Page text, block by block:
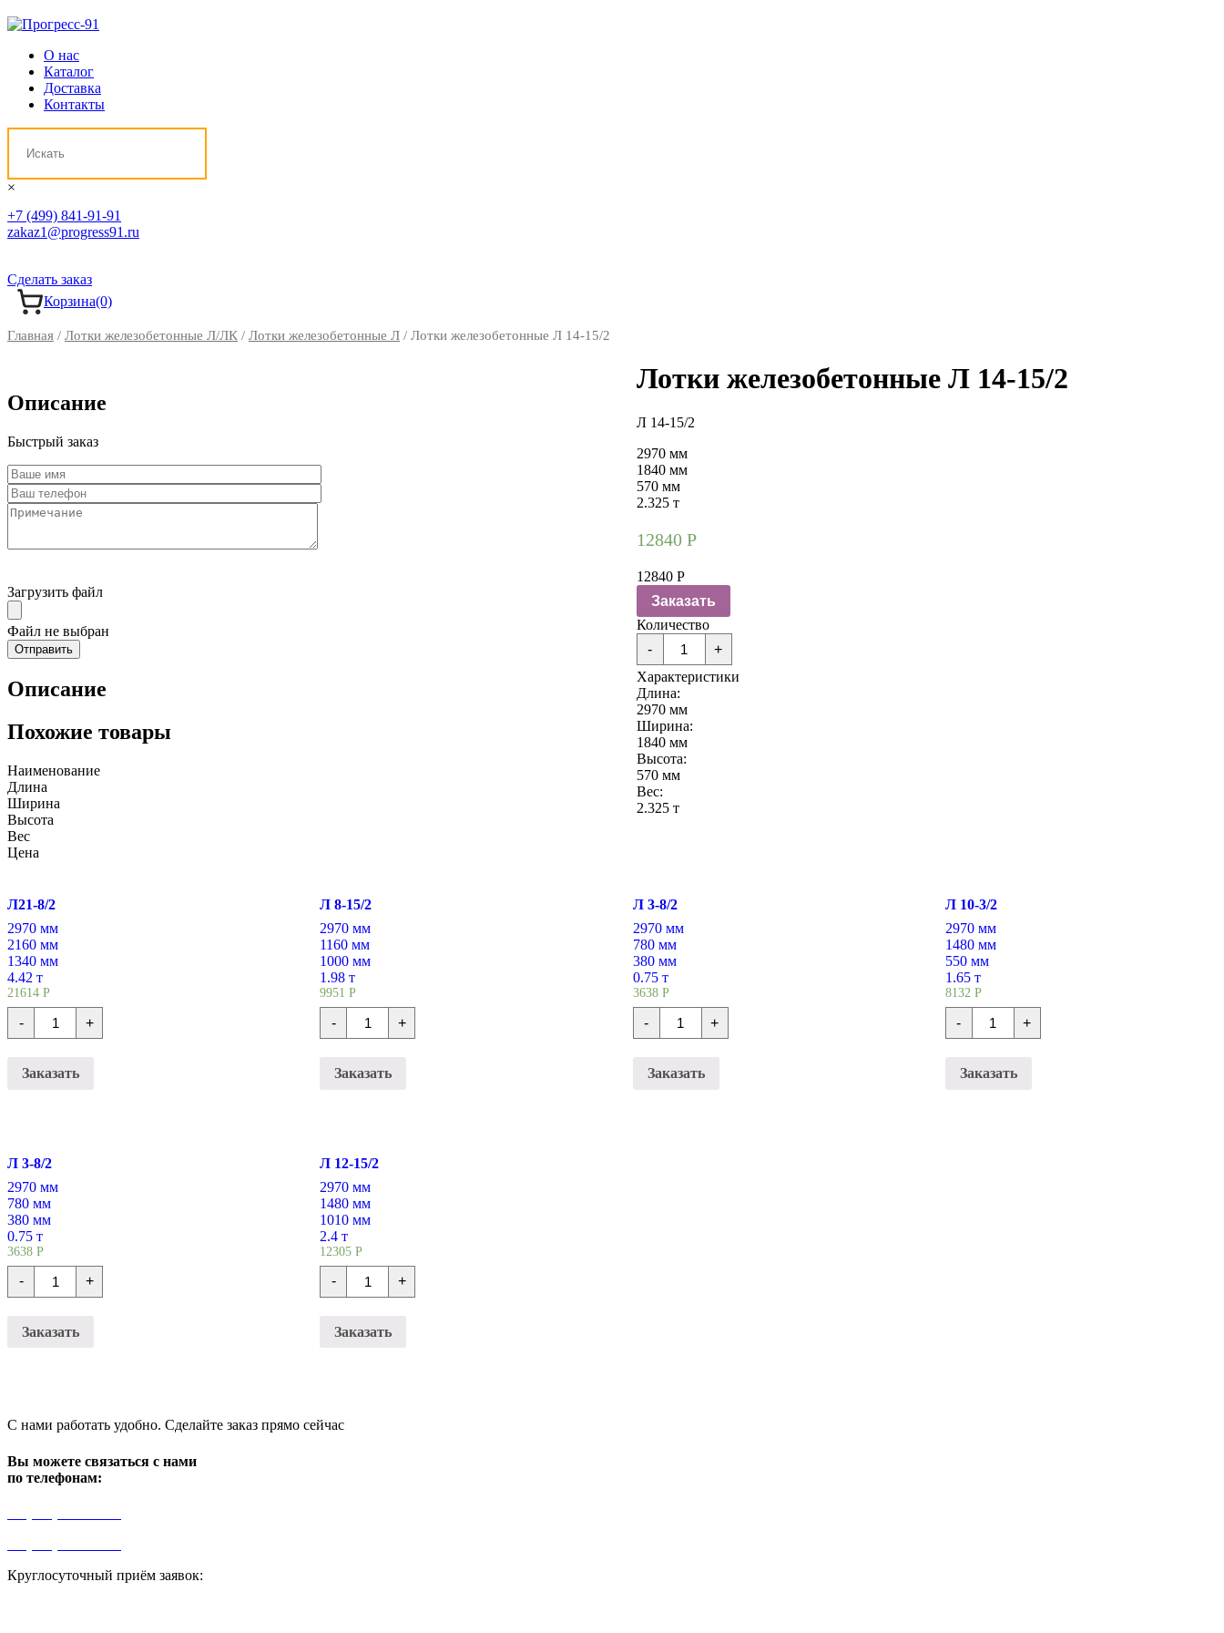
О нас
Каталог
Доставка
Контакты
×
+7 (499) 841-91-91
zakaz1@progress91.ru
Сделать заказ
Корзина(0)
Главная / Лотки железобетонные Л/ЛК / Лотки железобетонные Л / Лотки железобетонные Л 14-15/2
Лотки железобетонные Л 14-15/2
Л 14-15/2
2970 мм
1840 мм
570 мм
2.325 т
12840 Р
12840 Р
Заказать
Количество
-
Лотки
железобетонные
Л
14-
15/2
+
Характеристики
Длина:
2970 мм
Ширина:
1840 мм
Высота:
570 мм
Вес:
2.325 т
Описание
Быстрый заказ
Загрузить файл
Файл не выбран
Описание
Похожие товары
Наименование
Длина
Ширина
Высота
Вес
Цена
Л21-8/2
2970 мм
2160 мм
1340 мм
4.42 т
21614 Р
-
Лотки
железобетонные
8/2
+
Заказать
Л 8-15/2
2970 мм
1160 мм
1000 мм
1.98 т
9951Р
-
Лотки
железобетонные
8-
+
Заказать
Л 3-8/2
2970 мм
780 мм
380 мм
0.75 т
3638 Р
-
Лотки
железобетонные
3-
+
Заказать
Л 10-3/2
2970 мм
1480 мм
550 мм
1.65 т
8132 Р
-
Лотки
железобетонные
10-
+
Заказать
Л 3-8/2
2970 мм
780 мм
380 мм
0.75 т
3638 Р
-
Лотки
железобетонные
3-
+
Заказать
Л 12-15/2
2970 мм
1480 мм
1010 мм
2.4 т
12305Р
-
Лотки
железобетонные
12-
+
Заказать
С нами работать удобно. Сделайте заказ прямо сейчас
Вы можете связаться с нами
по телефонам:
Круглосуточный приём заявок: